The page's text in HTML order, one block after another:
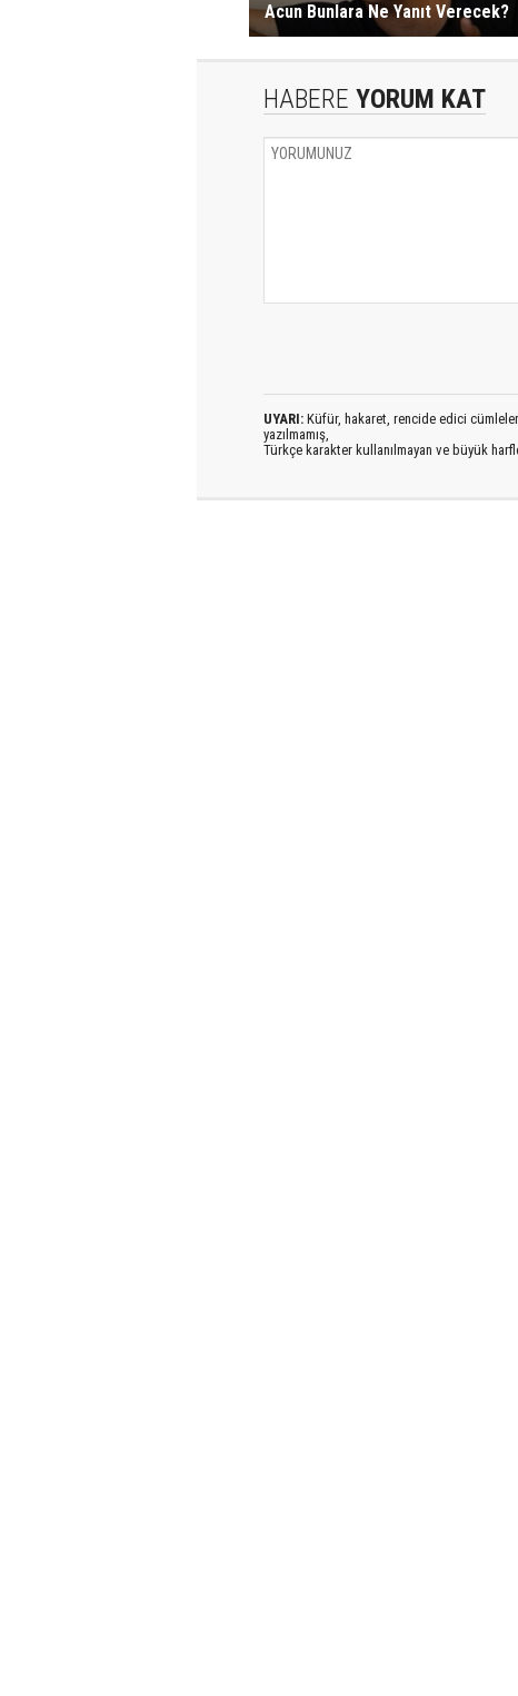
Acun Bunlara Ne Yanıt Verecek?
HABERE YORUM KAT
UYARI: Küfür, hakaret, rencide edici
yazılmamış,
Türkçe karakter kullanılmayan ve büyük